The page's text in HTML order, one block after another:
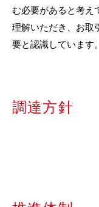
む必要があると考え
理解いただき、お取
要と認識しています。
調達方針